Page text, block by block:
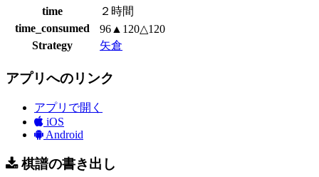
time
２時間
time_consumed
96▲120△120
Strategy
矢倉
アプリへのリンク
アプリで開く
iOS
Android
棋譜の書き出し